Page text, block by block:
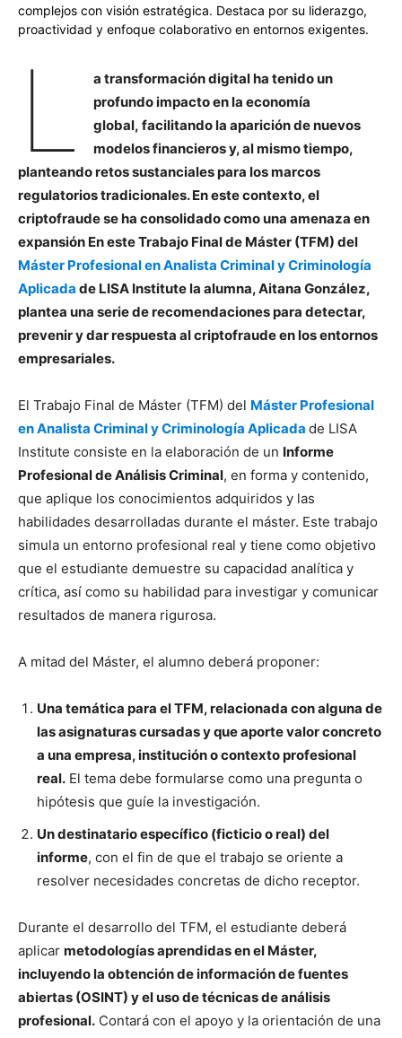
complejos con visión estratégica. Destaca por su liderazgo,
proactividad y enfoque colaborativo en entornos exigentes.
L
a transformación digital ha tenido un
profundo impacto en la economía
global, facilitando la aparición de nuevos
modelos financieros y, al mismo tiempo,
planteando retos sustanciales para los marcos
regulatorios tradicionales. En este contexto, el
criptofraude se ha consolidado como una amenaza en
expansión En este Trabajo Final de Máster (TFM) del
Máster Profesional en Analista Criminal y Criminología
Aplicada de LISA Institute la alumna, Aitana González,
plantea una serie de recomendaciones para detectar,
prevenir y dar respuesta al criptofraude en los entornos
empresariales.
El Trabajo Final de Máster (TFM) del Máster Profesional
en Analista Criminal y Criminología Aplicada de LISA
Institute consiste en la elaboración de un Informe
Profesional de Análisis Criminal, en forma y contenido,
que aplique los conocimientos adquiridos y las
habilidades desarrolladas durante el máster. Este trabajo
simula un entorno profesional real y tiene como objetivo
que el estudiante demuestre su capacidad analítica y
crítica, así como su habilidad para investigar y comunicar
resultados de manera rigurosa.
A mitad del Máster, el alumno deberá proponer:
Una temática para el TFM, relacionada con alguna de
las asignaturas cursadas y que aporte valor concreto
a una empresa, institución o contexto profesional
real. El tema debe formularse como una pregunta o
hipótesis que guíe la investigación.
Un destinatario específico (ficticio o real) del
informe, con el fin de que el trabajo se oriente a
resolver necesidades concretas de dicho receptor.
Durante el desarrollo del TFM, el estudiante deberá
aplicar metodologías aprendidas en el Máster,
incluyendo la obtención de información de fuentes
abiertas (OSINT) y el uso de técnicas de análisis
profesional. Contará con el apoyo y la orientación de una